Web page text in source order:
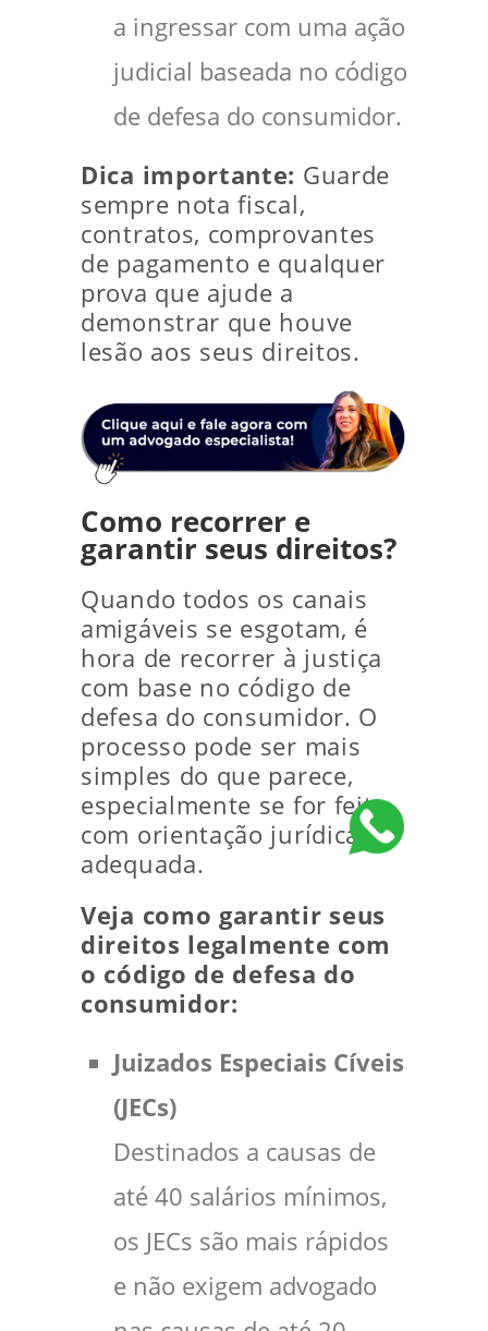
a ingressar com uma ação
judicial baseada no código
de defesa do consumidor.
Dica importante: Guarde
sempre nota fiscal,
contratos, comprovantes
de pagamento e qualquer
prova que ajude a
demonstrar que houve
lesão aos seus direitos.
Como recorrer e
garantir seus direitos?
Quando todos os canais
amigáveis se esgotam, é
hora de recorrer à justiça
com base no código de
defesa do consumidor. O
processo pode ser mais
simples do que parece,
especialmente se for feito
com orientação jurídica
adequada.
Veja como garantir seus
direitos legalmente com
o código de defesa do
consumidor:
Juizados Especiais Cíveis
(JECs)
Destinados a causas de
até 40 salários mínimos,
os JECs são mais rápidos
e não exigem advogado